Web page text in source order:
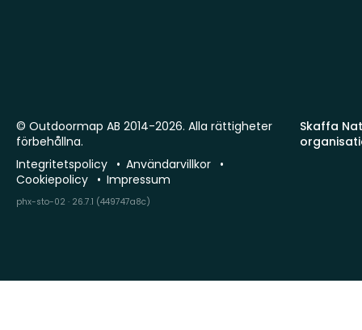
Skaffa
© Outdoormap AB 2014-2026. Alla rättigheter
förbehållna.
Integritetspolicy
Användarvillkor
Cookiepolicy
Impressum
phx-sto-02 · 26.7.1 (449747a8c)